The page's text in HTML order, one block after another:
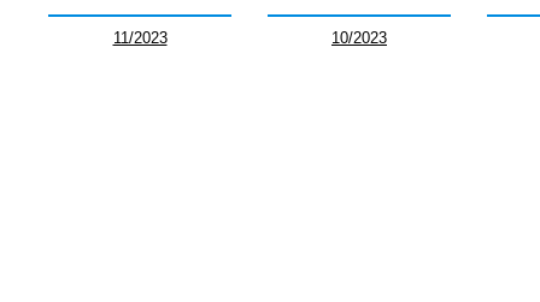
11/2023 10/2023